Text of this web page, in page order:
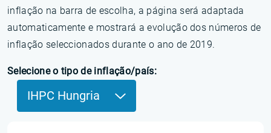
inflação na barra de escolha, a página será adaptada
automaticamente e mostrará a evolução dos números de
inflação seleccionados durante o ano de 2019.
Selecione o tipo de inflação/país:
IHPC Hungria